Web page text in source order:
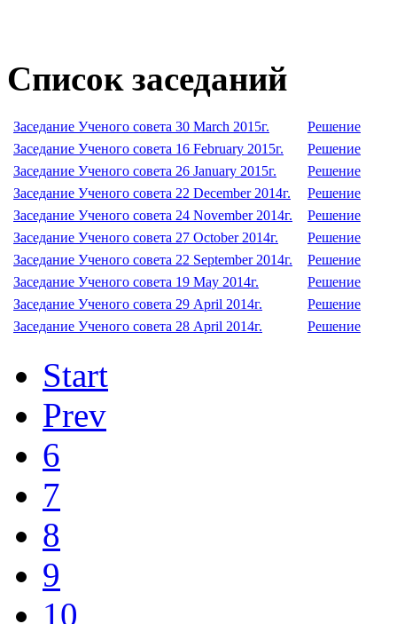
Список заседаний
Заседание Ученого совета 30 March 2015г.
Решение
Заседание Ученого совета 16 February 2015г.
Решение
Заседание Ученого совета 26 January 2015г.
Решение
Заседание Ученого совета 22 December 2014г.
Решение
Заседание Ученого совета 24 November 2014г.
Решение
Заседание Ученого совета 27 October 2014г.
Решение
Заседание Ученого совета 22 September 2014г.
Решение
Заседание Ученого совета 19 May 2014г.
Решение
Заседание Ученого совета 29 April 2014г.
Решение
Заседание Ученого совета 28 April 2014г.
Решение
Start
Prev
6
7
8
9
10